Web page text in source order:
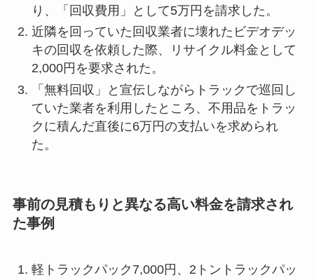
り、「回収費用」として5万円を請求した。
近隣を回っていた回収業者に壊れたビデオデッ
キの回収を依頼した際、リサイクル料金として
2,000円を要求された。
「無料回収」と宣伝しながらトラックで巡回し
ていた業者を利用したところ、不用品をトラッ
クに積んだ直後に6万円の支払いを求められ
た。
事前の見積もりと異なる高い料金を請求され
た事例
軽トラックパック7,000円、2トントラックパッ